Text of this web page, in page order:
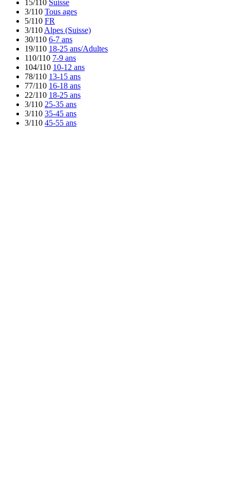
15/110 Suisse
3/110 Tous ages
5/110 FR
3/110Alpes (Suisse)
30/110 6-7 ans
19/110 18-25 ans/Adultes
110/110 7-9 ans
104/110 10-12 ans
78/110 13-15 ans
77/110 16-18 ans
22/110 18-25 ans
3/110 25-35 ans
3/110 35-45 ans
3/110 45-55 ans